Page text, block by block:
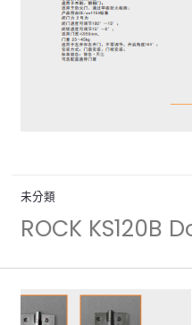
未分類
ROCK KS120B